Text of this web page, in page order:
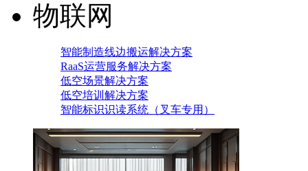
物联网
智能制造线边搬运解决方案
RaaS运营服务解决方案
低空场景解决方案
低空培训解决方案
智能标识识读系统（叉车专用）